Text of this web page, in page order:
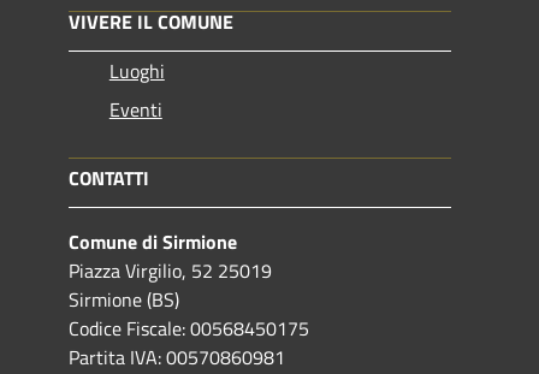
VIVERE IL COMUNE
Luoghi
Eventi
CONTATTI
Comune di Sirmione
Piazza Virgilio, 52 25019
Sirmione (BS)
Codice Fiscale: 00568450175
Partita IVA: 00570860981